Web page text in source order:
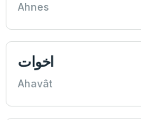
Ahnes
اخوات
Ahavât